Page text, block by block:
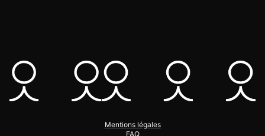
Mentions légales
FAQ